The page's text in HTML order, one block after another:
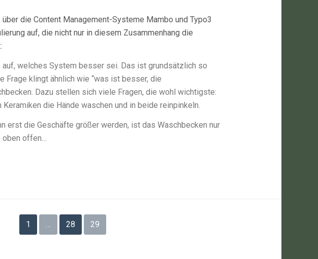
über die Content Management-Systeme Mambo und Typo3
auf, die nicht nur in diesem Zusammenhang die
welches System besser sei. Das ist grundsätzlich so
Frage klingt ähnlich wie “was ist besser, die
Dazu stellen sich viele Fragen, die wohl wichtigste:
die Hände waschen und in beide reinpinkeln.
erst die Geschäfte größer werden, ist das Waschbecken nur
oben offen…
1 … 28 29